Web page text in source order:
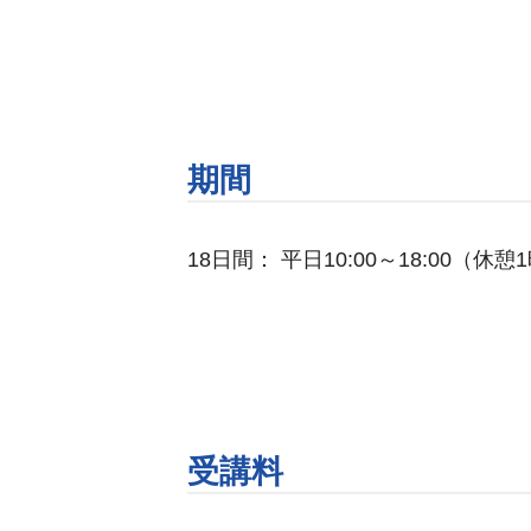
期間
18日間： 平日10:00～18:00（休憩1
受講料